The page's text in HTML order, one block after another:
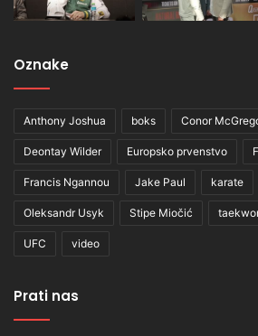
Oznake
Anthony Joshua boks Conor
Deontay Wilder Europsko prvenstvo
Francis Ngannou Jake Paul karate
Oleksandr Usyk Stipe Miočić
UFC video
Prati nas